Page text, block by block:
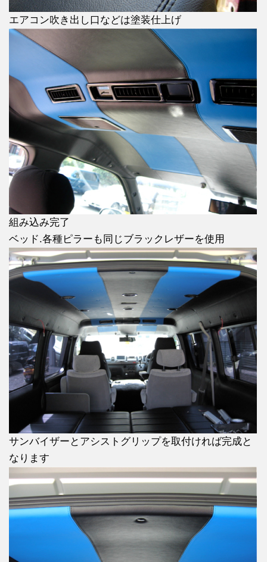
エアコン吹き出し口などは塗装仕上げ
組み込み完了
ベッド.各種ピラーも同じブラックレザーを使用
サンバイザーとアシストグリップを取付ければ完成と
なります